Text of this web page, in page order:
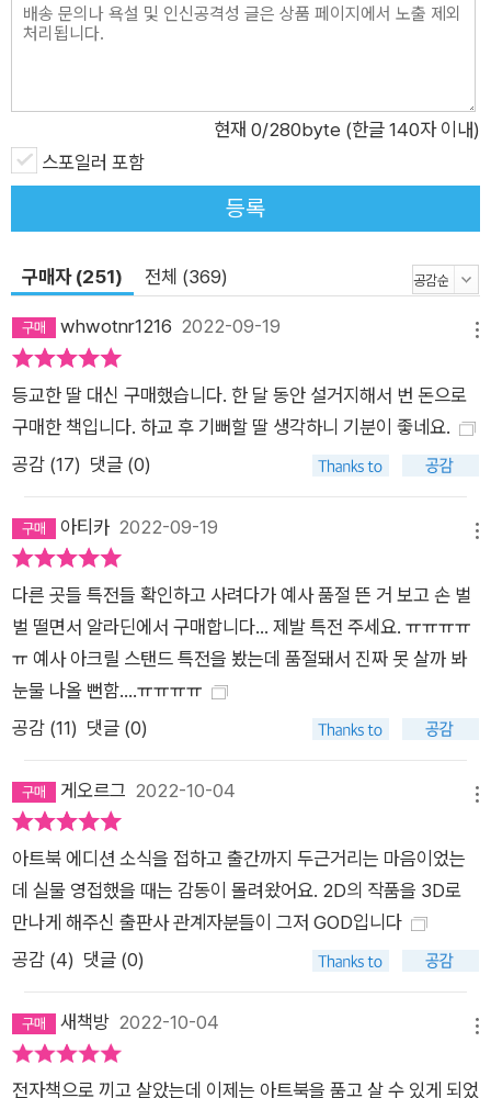
현재 0/280byte (한글 140자 이내)
스포일러 포함
등록
구매자 (251) 전체 (369)
whwotnr1216 2022-09-19
등교한 딸 대신 구매했습니다. 한 달 동안 설거지해서 번 돈으로
구매한 책입니다. 하교 후 기뻐할 딸 생각하니 기분이 좋네요.
공감 (17) 댓글 (0)
아티카 2022-09-19
다른 곳들 특전들 확인하고 사려다가 예사 품절 뜬 거 보고 손 벌
벌 떨면서 알라딘에서 구매합니다... 제발 특전 주세요. ㅠㅠㅠㅠ
ㅠ 예사 아크릴 스탠드 특전을 봤는데 품절돼서 진짜 못 살까 봐
눈물 나올 뻔함....ㅠㅠㅠㅠ
공감 (11) 댓글 (0)
게오르그 2022-10-04
아트북 에디션 소식을 접하고 출간까지 두근거리는 마음이었는
데 실물 영접했을 때는 감동이 몰려왔어요. 2D의 작품을 3D로
만나게 해주신 출판사 관계자분들이 그저 GOD입니다
공감 (4) 댓글 (0)
새책방 2022-10-04
전자책으로 끼고 살았는데 이제는 아트북을 품고 살 수 있게 되었